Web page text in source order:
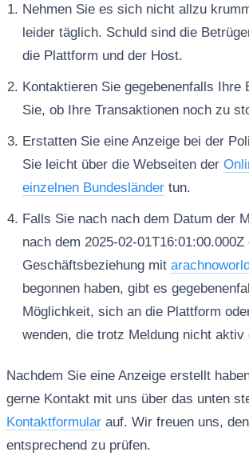
Nehmen Sie es sich nicht allzu
leider täglich. Schuld sind die
die Plattform und der Host.
Kontaktieren Sie gegebenenfalls Ihre
Sie, ob Ihre Transaktionen noch zu
Erstatten Sie eine Anzeige bei der
Sie leicht über die Webseiten der
einzelnen Bundesländertun.
Falls Sie nach nach dem Datum der
nach dem 2025-02-01T16:01:00.000Z
Geschäftsbeziehung mit
begonnen haben, gibt es
Möglichkeit, sich an die Plattform
wenden, die trotz Meldung nicht aktiv
Nachdem Sie eine Anzeige erstellt
gerne Kontakt mit uns über das unten
Kontaktformularauf. Wir freuen uns,
entsprechend zu prüfen.